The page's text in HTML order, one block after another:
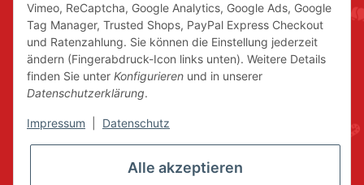
Vimeo, ReCaptcha, Google Analytics, Google Ads, Google
Tag Manager, Trusted Shops, PayPal Express Checkout
und Ratenzahlung. Sie können die Einstellung jederzeit
ändern (Fingerabdruck-Icon links unten). Weitere Details
finden Sie unter Konfigurieren und in unserer
Datenschutzerklärung.
Impressum Datenschutz
Alle akzeptieren